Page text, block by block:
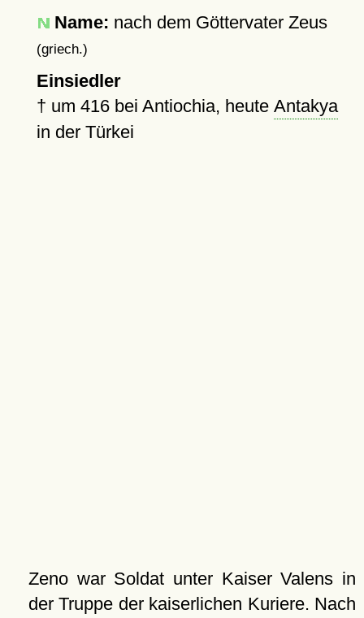
Name: nach dem Göttervater Zeus
(griech.)
Einsiedler
† um 416bei Antiochia, heute Antakya
in der Türkei
Zeno war Soldat unter Kaiser Valens in
der Truppe der kaiserlichen Kuriere. Nach